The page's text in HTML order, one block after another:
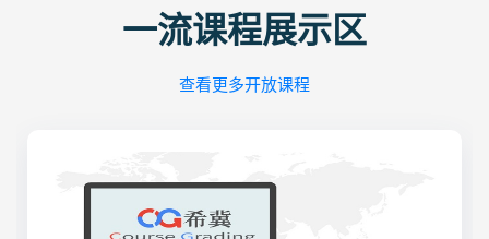
一流课程展示区
查看更多开放课程